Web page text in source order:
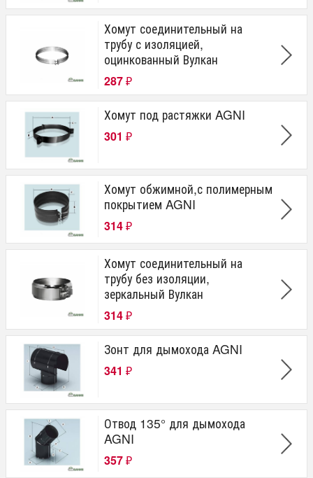
Хомут соединительный на
трубу с изоляцией,
оцинкованный Вулкан
287 ₽
Хомут под растяжки AGNI
301 ₽
Хомут обжимной,с полимерным
покрытием AGNI
314 ₽
Хомут соединительный на
трубу без изоляции,
зеркальный Вулкан
314 ₽
Зонт для дымохода AGNI
341 ₽
Отвод 135° для дымохода
AGNI
357 ₽